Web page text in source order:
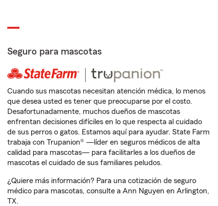
Seguro para mascotas
Cuando sus mascotas necesitan atención médica, lo menos
que desea usted es tener que preocuparse por el costo.
Desafortunadamente, muchos dueños de mascotas
enfrentan decisiones difíciles en lo que respecta al cuidado
de sus perros o gatos. Estamos aquí para ayudar. State Farm
trabaja con Trupanion® —líder en seguros médicos de alta
calidad para mascotas— para facilitarles a los dueños de
mascotas el cuidado de sus familiares peludos.
¿Quiere más información? Para una cotización de seguro
médico para mascotas, consulte a Ann Nguyen en Arlington,
TX.